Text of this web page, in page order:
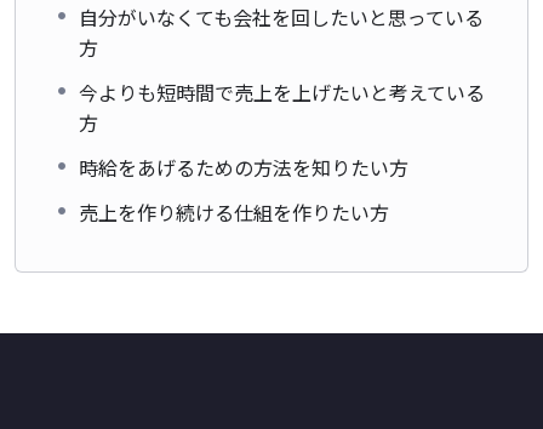
自分がいなくても会社を回したいと思っている
方
今よりも短時間で売上を上げたいと考えている
方
時給をあげるための方法を知りたい方
売上を作り続ける仕組を作りたい方